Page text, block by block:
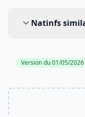
Natinfs
Version du 01/05/2026